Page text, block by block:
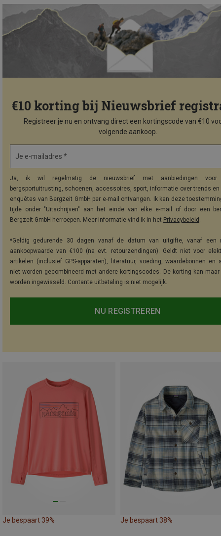
€10 korting bij Nieuwsbrief
Registreer je nu en ontvang direct een kortingscode van €10
volgende aankoop.
Je e-mailadres *
Ja, ik wil regelmatig de nieuwsbrief met aanbiedingen voor
bergsportuitrusting, schoenen, accessoires, sport, informatie over trends
enquêtes van Bergzeit GmbH per e-mail ontvangen. Ik kan deze
tijde onder "Uitschrijven" aan het einde van elke e-mail of door een
Bergzeit GmbH herroepen. Meer informatie vind ik in het Privacybeleid .
*Geldig gedurende 30 dagen vanaf de datum van uitgifte, vanaf een
aankoopwaarde van €100 (na evt. retourzendingen). Geldt niet voor
artikelen (inclusief GPS-apparaten), literatuur, voeding, waardebonnen en
niet worden gecombineerd met andere kortingscodes. De korting kan maar
worden ingewisseld. Contante uitbetaling is niet mogelijk.
NU REGISTREREN
Je bespaart 39% Je bespaart 38%